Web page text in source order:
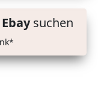
Ebaysuchen